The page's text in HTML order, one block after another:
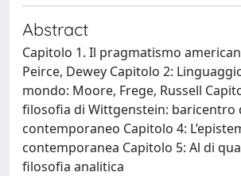
Abstract
Capitolo 1. Il pragmatismo
Peirce, Dewey Capitolo 2:
mondo: Moore, Frege, Russell
filosofia di Wittgenstein: baricentro
contemporaneo Capitolo 4:
contemporanea Capitolo 5: Al di
filosofia analitica